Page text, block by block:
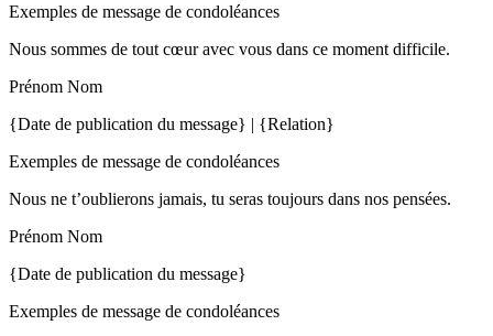
Exemples de message de condoléances
Nous sommes de tout cœur avec vous dans ce moment difficile.
Prénom Nom
{Date de publication du message} | {Relation}
Exemples de message de condoléances
Nous ne t’oublierons jamais, tu seras toujours dans nos pensées.
Prénom Nom
{Date de publication du message}
Exemples de message de condoléances